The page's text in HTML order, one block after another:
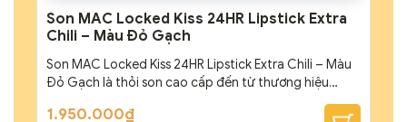
Son MAC Locked Kiss 24HR Lipstick Extra
Chili – Màu Đỏ Gạch
Giá
1.950.000₫
Giá
Son MAC Locked Kiss 24HR Lipstick Extra Chili – Màu
Đỏ Gạch là thỏi son cao cấp đến từ thương hiệu
MAC. Sở hữu màu son đỏ gạch cùng chất son siêu lì,
mềm mịn khiến ai nấy cũng phải mê mẩn. Son MAC